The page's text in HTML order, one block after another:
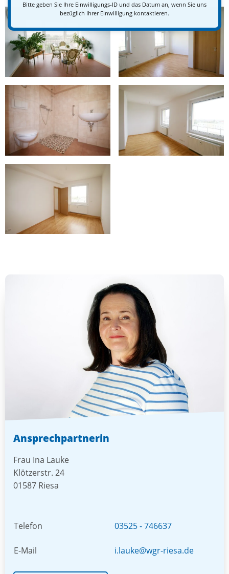
Bitte geben Sie Ihre Einwilligungs-ID und das Datum an, wenn Sie uns
bezüglich Ihrer Einwilligung kontaktieren.
Ansprechpartnerin
Frau Ina Lauke
Klötzerstr. 24
01587 Riesa
Telefon 03525 - 746637
E-Mail i.lauke@wgr-riesa.de